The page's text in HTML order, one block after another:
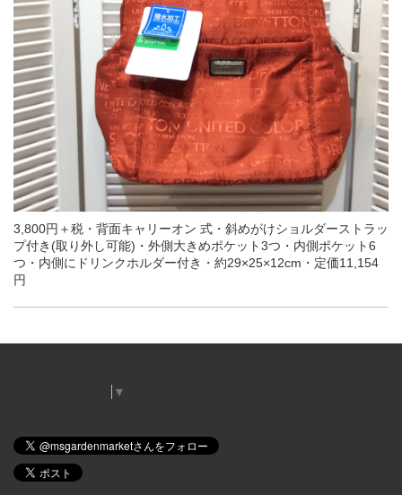
3,800円＋税・背面キャリーオン 式・斜めがけショルダーストラッ
プ付き(取り外し可能)・外側大きめポケット3つ・内側ポケット6
つ・内側にドリンクホルダー付き・約29×25×12cm・定価11,154
円
▼